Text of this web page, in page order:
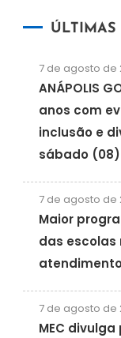
ÚLTIMAS
7 de agosto de
ANÁPOLIS
anos com
inclusão e
sábado (08)
7 de agosto de
Maior
das
7 de agosto de
MEC